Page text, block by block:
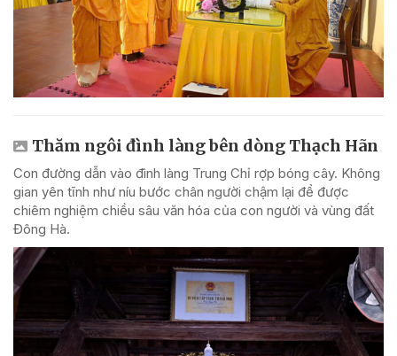
Thăm ngôi đình làng bên dòng Thạch Hãn
Con đường dẫn vào đình làng Trung Chỉ rợp bóng cây. Không
gian yên tĩnh như níu bước chân người chậm lại để được
chiêm nghiệm chiều sâu văn hóa của con người và vùng đất
Đông Hà.